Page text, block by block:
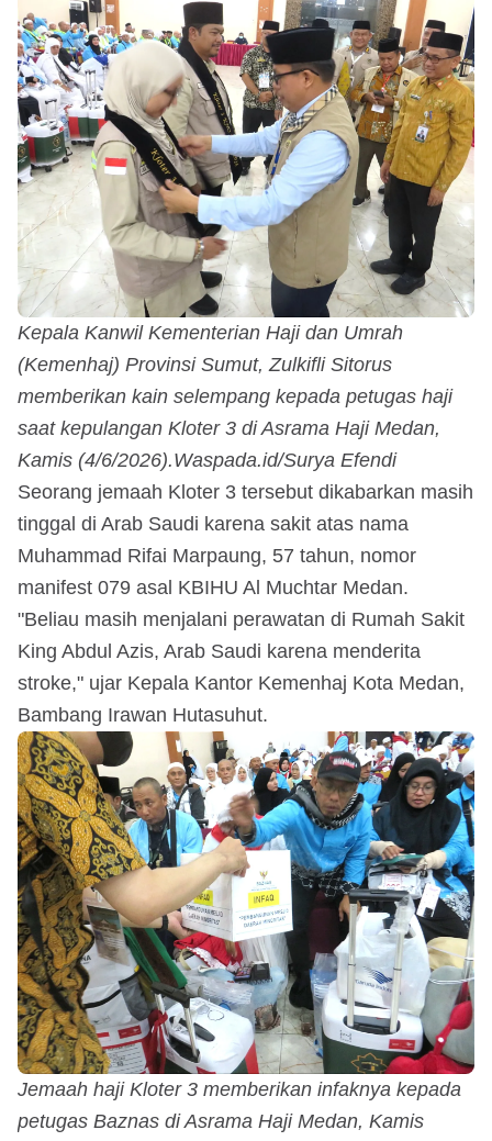
Kepala Kanwil Kementerian Haji dan Umrah
(Kemenhaj) Provinsi Sumut, Zulkifli Sitorus
memberikan kain selempang kepada petugas haji
saat kepulangan Kloter 3 di Asrama Haji Medan,
Kamis (4/6/2026).Waspada.id/Surya Efendi
Seorang jemaah Kloter 3 tersebut dikabarkan masih
tinggal di Arab Saudi karena sakit atas nama
Muhammad Rifai Marpaung, 57 tahun, nomor
manifest 079 asal KBIHU Al Muchtar Medan.
"Beliau masih menjalani perawatan di Rumah Sakit
King Abdul Azis, Arab Saudi karena menderita
stroke," ujar Kepala Kantor Kemenhaj Kota Medan,
Bambang Irawan Hutasuhut.
Jemaah haji Kloter 3 memberikan infaknya kepada
petugas Baznas di Asrama Haji Medan, Kamis